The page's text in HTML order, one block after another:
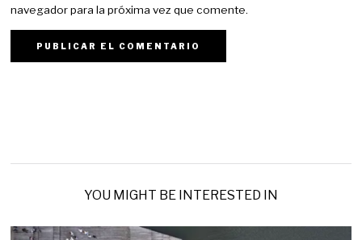
navegador para la próxima vez que comente.
YOU MIGHT BE INTERESTED IN